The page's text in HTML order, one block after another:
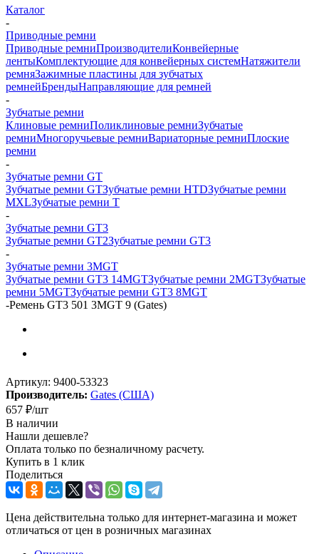
Каталог
-
Приводные ремни
Приводные ремниПроизводителиКонвейерные
лентыКомплектующие для конвейерных системНатяжители
ремняЗажимные пластины для зубчатых
ремнейБрендыНаправляющие для ремней
-
Зубчатые ремни
Клиновые ремниПоликлиновые ремниЗубчатые
ремниМногоручьевые ремниВариаторные ремниПлоские
ремни
-
Зубчатые ремни GT
Зубчатые ремни GTЗубчатые ремни HTDЗубчатые ремни
MXLЗубчатые ремни Т
-
Зубчатые ремни GT3
Зубчатые ремни GT2Зубчатые ремни GT3
-
Зубчатые ремни 3MGT
Зубчатые ремни GT3 14MGTЗубчатые ремни 2MGTЗубчатые
ремни 5MGTЗубчатые ремни GT3 8MGT
-Ремень GT3 501 3MGT 9 (Gates)
Артикул: 9400-53323
Производитель: Gates (США)
657 ₽/шт
В наличии
Нашли дешевле?
Оплата только по безналичному расчету.
Купить в 1 клик
Поделиться
Цена действительна только для интернет-магазина и может
отличаться от цен в розничных магазинах